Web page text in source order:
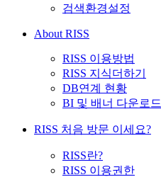
검색환경설정
About RISS
RISS 이용방법
RISS 지식더하기
DB연계 현황
BI 및 배너 다운로드
RISS 처음 방문 이세요?
RISS란?
RISS 이용권한